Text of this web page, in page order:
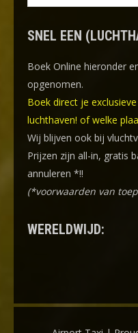
SNEL EEN
Boek Online hieronder
opgenomen.
Boek direct je
luchthaven! of welke
Wij blijven ook bij
Prijzen zijn all-in, gratis
annuleren *!!
(*voorwaarden van
WERELDWIJD: